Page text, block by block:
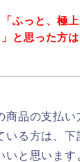
ふっと、極
と思った方
品の支払い
る方は、
いと思います